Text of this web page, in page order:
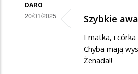
DARO
20/01/2025 Szybkie
I matka, i córka
Chyba mają
Żenada!!